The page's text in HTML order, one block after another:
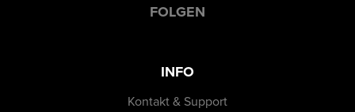
FOLGEN
INFO
Kontakt & Support